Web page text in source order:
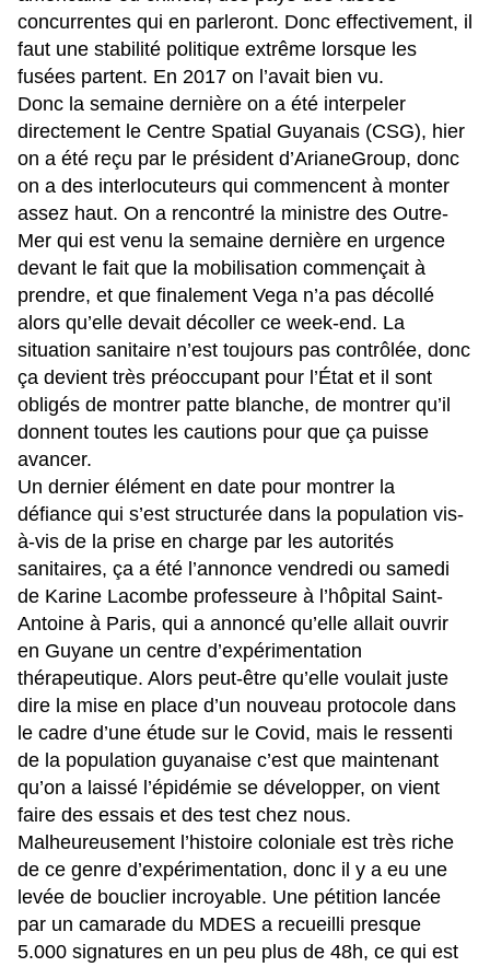
concurrentes qui en parleront. Donc effectivement, il
faut une stabilité politique extrême lorsque les
fusées partent. En 2017 on l’avait bien vu.
Donc la semaine dernière on a été interpeler
directement le Centre Spatial Guyanais (CSG), hier
on a été reçu par le président d’ArianeGroup, donc
on a des interlocuteurs qui commencent à monter
assez haut. On a rencontré la ministre des Outre-
Mer qui est venu la semaine dernière en urgence
devant le fait que la mobilisation commençait à
prendre, et que finalement Vega n’a pas décollé
alors qu’elle devait décoller ce week-end. La
situation sanitaire n’est toujours pas contrôlée, donc
ça devient très préoccupant pour l’État et il sont
obligés de montrer patte blanche, de montrer qu’il
donnent toutes les cautions pour que ça puisse
avancer.
Un dernier élément en date pour montrer la
défiance qui s’est structurée dans la population vis-
à-vis de la prise en charge par les autorités
sanitaires, ça a été l’annonce vendredi ou samedi
de Karine Lacombe professeure à l’hôpital Saint-
Antoine à Paris, qui a annoncé qu’elle allait ouvrir
en Guyane un centre d’expérimentation
thérapeutique. Alors peut-être qu’elle voulait juste
dire la mise en place d’un nouveau protocole dans
le cadre d’une étude sur le Covid, mais le ressenti
de la population guyanaise c’est que maintenant
qu’on a laissé l’épidémie se développer, on vient
faire des essais et des test chez nous.
Malheureusement l’histoire coloniale est très riche
de ce genre d’expérimentation, donc il y a eu une
levée de bouclier incroyable. Une pétition lancée
par un camarade du MDES a recueilli presque
5.000 signatures en un peu plus de 48h, ce qui est